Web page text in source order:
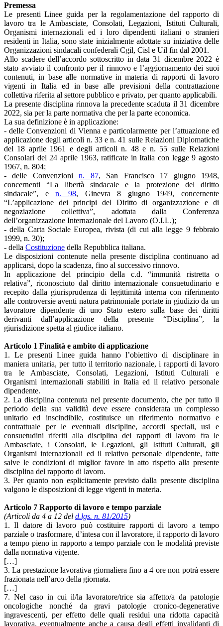
Premessa
Le presenti Linee guida per la regolamentazione del rapporto di
lavoro tra le Ambasciate, Consolati, Legazioni, Istituti Culturali,
Organismi internazionali ed i loro dipendenti italiani o stranieri
residenti in Italia, sono state inizialmente adottate su iniziativa delle
Organizzazioni sindacali confederali Cgil, Cisl e Uil fin dal 2001.
Allo scadere dell’accordo sottoscritto in data 31 dicembre 2022 è
stato avviato il confronto per il rinnovo e l’aggiornamento dei suoi
contenuti, in base alle normative in materia di rapporti di lavoro
vigenti in Italia ed in base alle previsioni della contrattazione
collettiva riferita al settore pubblico e privato, per quanto applicabili.
La presente disciplina rinnova la precedente scaduta il 31 dicembre
2022, sia per la parte normativa che per la parte economica.
La sua definizione è in applicazione:
- delle Convenzioni di Vienna e particolarmente per l’attuazione ed
applicazione degli articoli n. 33 e n. 41 sulle Relazioni Diplomatiche
del 18 aprile 1961 e degli articoli n. 48 e n. 55 sulle Relazioni
Consolari del 24 aprile 1963, ratificate in Italia con legge 9 agosto
1967, n. 804;
- delle Convenzionin. 87, San Francisco 17 giugno 1948,
concernenti “La libertà sindacale e la protezione del diritto
sindacale”, en. 98, Ginevra 8 giugno 1949, concernente
“L’applicazione dei principi del Diritto di organizzazione e di
negoziazione collettiva”, adottata dalla Conferenza
dell’organizzazione Internazionale del Lavoro (O.I.L.);
- della Carta Sociale Europea, rivista (di cui alla legge 9 febbraio
1999, n. 30);
- della Costituzione della Repubblica italiana.
Le disposizioni contenute nella presente disciplina continuano ad
applicarsi, dopo la scadenza, fino al successivo rinnovo.
In applicazione del principio della c.d. “immunità ristretta o
relativa”, riconosciuto dal diritto internazionale consuetudinario e
recepito dalla giurisprudenza di legittimità interna con riferimento
alle controversie aventi natura patrimoniale portate in giudizio da un
lavoratore dipendente di uno Stato estero sulla base dei diritti
derivanti dall’applicazione della presente “Disciplina”, la
giurisdizione spetta al giudice italiano.
Articolo 1 Finalità e ambito di applicazione
1. Le presenti Linee guida hanno l’obiettivo di disciplinare in
maniera unitaria, per tutto il territorio nazionale, i rapporti di lavoro
tra le Ambasciate, Consolati, Legazioni, Istituti Culturali e
Organismi internazionali stabiliti in Italia ed il relativo personale
dipendente.
2. La disciplina contenuta nel presente documento, che per tutto il
periodo della sua validità deve essere considerata un complesso
unitario ed inscindibile, costituisce un riferimento normativo e
contrattuale per le eventuali discipline, accordi speciali, usi e
consuetudini riferiti alla disciplina dei rapporti di lavoro fra le
Ambasciate, i Consolati, le Legazioni, gli Istituti Culturali, gli
Organismi internazionali ed il relativo personale dipendente, fatte
salve le condizioni di miglior favore in atto rispetto alla presente
disciplina del rapporto di lavoro.
3. Per quanto non esplicitamente previsto dalla presente disciplina
valgono le disposizioni di legge vigenti in materia.
Articolo 7 Rapporto di lavoro e tempo parziale
(Articoli da 4 a 12 del d.lgs. n. 81/2015)
1. Il datore di lavoro può costituire rapporti di lavoro a tempo
parziale o trasformare, d’intesa con il lavoratore, il rapporto di lavoro
a tempo pieno in rapporto a tempo parziale con le modalità previste
dalla normativa vigente.
[…]
3. La prestazione lavorativa giornaliera fino a 4 ore non potrà essere
frazionata nell’arco della giornata.
[…]
7. Nel caso in cui il/la lavoratore/trice sia affetto/a da patologie
oncologiche nonché da gravi patologie cronico-degenerative
ingravescenti, per effetto delle quali residui una ridotta capacità
lavorativa, eventualmente anche a causa degli effetti invalidanti di